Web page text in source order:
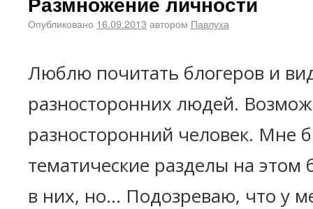
Опубликовано 16.09.2013 автором Павлуха
Люблю почитать блогеров и
разносторонних людей.
разносторонний человек. Мне
тематические разделы на этом
в них, но... Подозреваю, что у